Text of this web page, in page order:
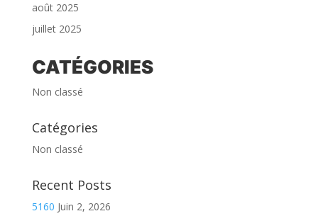
août 2025
juillet 2025
CATÉGORIES
Non classé
Catégories
Non classé
Recent Posts
5160 Juin 2, 2026